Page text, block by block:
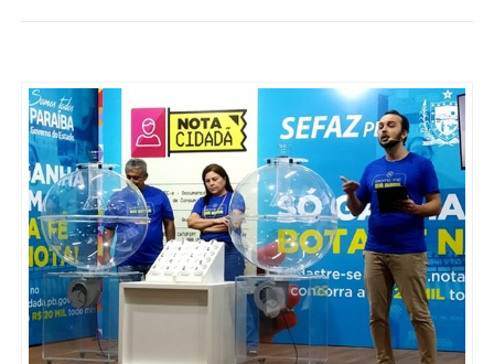
BRASIL
ESPORTES
ENTRETENIMENTO
ENQUETE
TV LPB